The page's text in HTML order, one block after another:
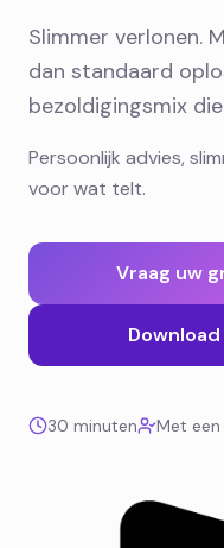
Slimmer verlonen.
dan standaard
bezoldigingsmix
Persoonlijk advies,
voor wat telt.
Vraag uw
30 minuten Met